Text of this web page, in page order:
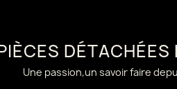
Une passion,un savoir faire